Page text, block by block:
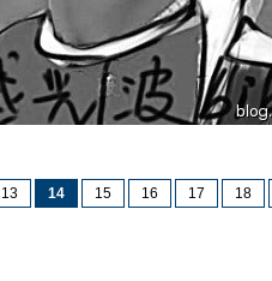
13 14 15 16 17 18